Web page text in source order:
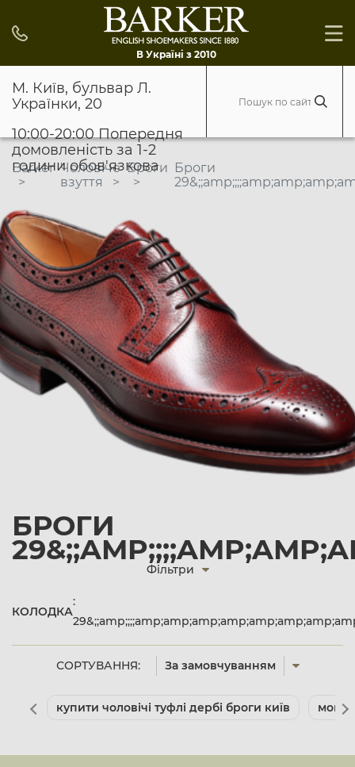
В Україні з 2010
М. Київ, бульвар Л.
Українки, 20
10:00-20:00 Попередня
домовленість за 1-2
години обов'язкова
Barker Чоловіче
взуття
Броги Броги
БРОГИ
СОРТУВАННЯ: За замовчуванням
Фільтри
КОЛОДКА
:
купити чоловічі туфлі дербі броги київ